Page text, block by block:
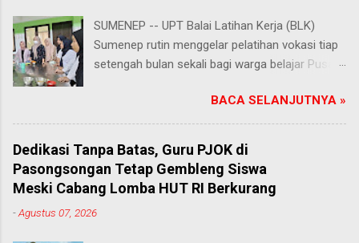
SUMENEP -- UPT Balai Latihan Kerja (BLK)
Sumenep rutin menggelar pelatihan vokasi tiap
setengah bulan sekali bagi warga belajar Pusat
Kabupaten Sumenep. Ahad (2/8/2026).
Program ini menawarkan berbagai pilihan
keterampilan, mulai dari pembuatan roti dan kue
hingga kejuruan lainnya yang bebas dipilih
peserta sesuai bakat dan minat masing-
masing. Kehadiran program ini disambut hangat
para peserta. Salah satunya Juhairiyah, peserta
BACA SELANJUTNYA »
Dedikasi Tanpa Batas, Guru PJOK di
Pasongsongan Tetap Gembleng Siswa
Meski Cabang Lomba HUT RI Berkurang
-Agustus 07, 2026